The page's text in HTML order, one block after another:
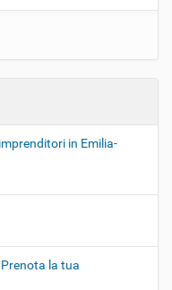
in Emilia-
la tua